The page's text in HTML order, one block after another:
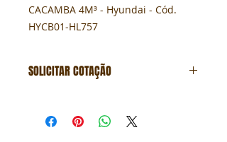
CACAMBA 4M³ - Hyundai - Cód.
HYCB01-HL757
SOLICITAR COTAÇÃO